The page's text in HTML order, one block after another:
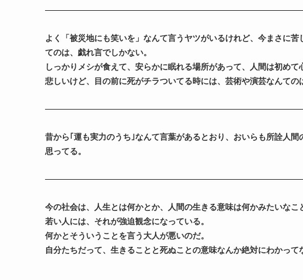
よく「被災地にも笑いを」なんて言うヤツがいるけれど、今まさに
てのは、戯れ言でしかない。
しっかりメシが食えて、安らかに眠れる場所があって、人間は初めて
悲しいけど、目の前に死がチラついてる時には、芸術や演芸なんての
昔から｢運も実力のうち｣なんて言葉があるとおり、おいらも所詮人
思ってる。
今の社会は、人生とは何かとか、人間の生きる意味は何かみたいなこ
若い人には、それが強迫観念になっている。
何かとそういうことを言う大人が悪いのだ。
自分たちだって、生きることと死ぬことの意味なんか絶対にわかって